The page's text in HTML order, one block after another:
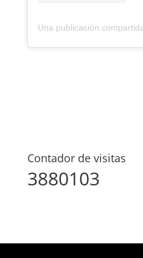
Contador de visitas
3880103